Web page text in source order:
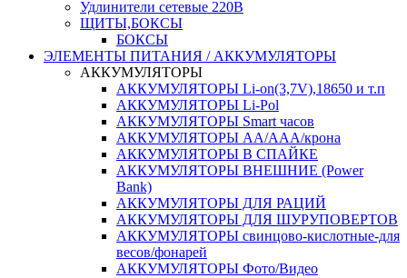
Удлинители сетевые 220В
ЩИТЫ,БОКСЫ
БОКСЫ
ЭЛЕМЕНТЫ ПИТАНИЯ / АККУМУЛЯТОРЫ
АККУМУЛЯТОРЫ
АККУМУЛЯТОРЫ Li-on(3,7V),18650 и т.п
АККУМУЛЯТОРЫ Li-Pol
АККУМУЛЯТОРЫ Smart часов
АККУМУЛЯТОРЫ АА/ААА/крона
АККУМУЛЯТОРЫ В СПАЙКЕ
АККУМУЛЯТОРЫ ВНЕШНИЕ (Power
Bank)
АККУМУЛЯТОРЫ ДЛЯ РАЦИЙ
АККУМУЛЯТОРЫ ДЛЯ ШУРУПОВЕРТОВ
АККУМУЛЯТОРЫ свинцово-кислотные-для
весов/фонарей
АККУМУЛЯТОРЫ Фото/Видео